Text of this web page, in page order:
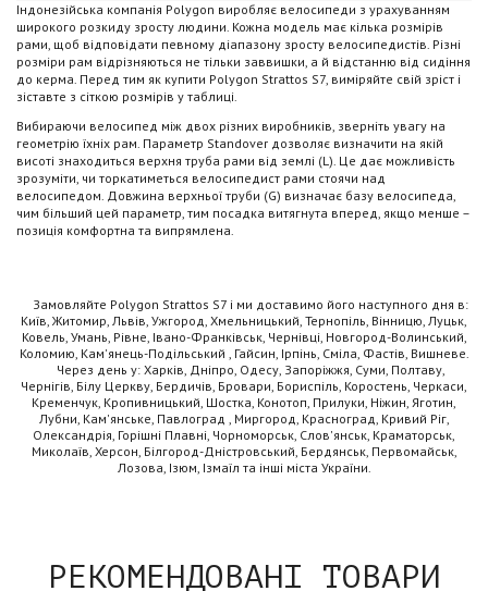
Індонезійська компанія Polygon виробляє велосипеди з урахуванням
широкого розкиду зросту людини. Кожна модель має кілька розмірів
рами, щоб відповідати певному діапазону зросту велосипедистів. Різні
розміри рам відрізняються не тільки заввишки, а й відстанню від сидіння
до керма. Перед тим як купити Polygon Strattos S7, виміряйте свій зріст і
зіставте з сіткою розмірів у таблиці.
Вибираючи велосипед між двох різних виробників, зверніть увагу на
геометрію їхніх рам. Параметр Standover дозволяє визначити на якій
висоті знаходиться верхня труба рами від землі (L). Це дає можливість
зрозуміти, чи торкатиметься велосипедист рами стоячи над
велосипедом. Довжина верхньої труби (G) визначає базу велосипеда,
чим більший цей параметр, тим посадка витягнута вперед, якщо менше –
позиція комфортна та випрямлена.
Замовляйте Polygon Strattos S7 і ми доставимо його наступного дня в:
Київ, Житомир, Львів, Ужгород, Хмельницький, Тернопіль, Вінницю, Луцьк,
Ковель, Умань, Рівне, Івано-Франківськ, Чернівці, Новгород-Волинський,
Коломию, Кам'янець-Подільський , Гайсин, Ірпінь, Сміла, Фастів, Вишневе.
Через день у: Харків, Дніпро, Одесу, Запоріжжя, Суми, Полтаву,
Чернігів, Білу Церкву, Бердичів, Бровари, Бориспіль, Коростень, Черкаси,
Кременчук, Кропивницький, Шостка, Конотоп, Прилуки, Ніжин, Яготин,
Лубни, Кам'янське, Павлоград , Миргород, Красноград, Кривий Ріг,
Олександрія, Горішні Плавні, Чорноморськ, Слов'янськ, Краматорськ,
Миколаїв, Херсон, Білгород-Дністровський, Бердянськ, Первомайськ,
Лозова, Ізюм, Ізмаїл та інші міста України.
РЕКОМЕНДОВАНІ ТОВАРИ